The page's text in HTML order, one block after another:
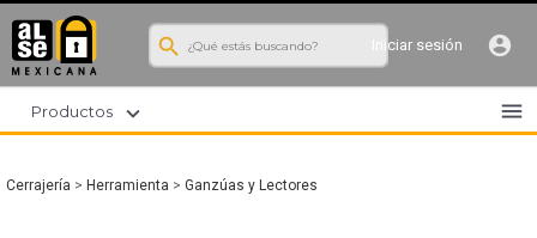
search Iniciar sesión account_circle
menu
Productos expand_more
Cerrajería > Herramienta > Ganzúas y Lectores